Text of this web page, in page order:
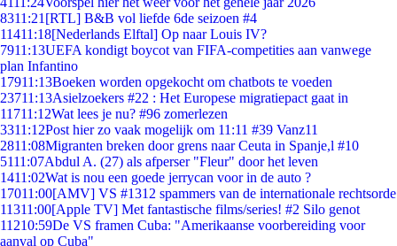
8311:21 [RTL] B&B vol liefde 6de seizoen #4
11411:18[Nederlands Elftal] Op naar Louis IV?
7911:13UEFA kondigt boycot van FIFA-competities aan vanwege
plan Infantino
17911:13Boeken worden opgekocht om chatbots te voeden
23711:13Asielzoekers #22 : Het Europese migratiepact gaat in
11711:12Wat lees je nu? #96 zomerlezen
3311:12Post hier zo vaak mogelijk om 11:11 #39 Vanz11
2811:08Migranten breken door grens naar Ceuta in Spanje,l #10
5111:07Abdul A. (27) als afperser "Fleur" door het leven
1411:02Wat is nou een goede jerrycan voor in de auto ?
17011:00[AMV] VS #1312 spammers van de internationale rechtsorde
11311:00[Apple TV] Met fantastische films/series! #2 Silo genot
11210:59De VS framen Cuba: "Amerikaanse voorbereiding voor
aanval op Cuba"